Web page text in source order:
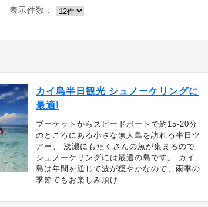
表示件数：
カイ島半日観光 シュノーケリングに
最適!
プーケットからスピードボートで約15-20分
のところにある小さな無人島を訪れる半日ツ
アー。 浅瀬にもたくさんの魚が集まるので
シュノーケリングには最適の島です。 カイ
島は年間を通じて波が穏やかなので、雨季の
季節でもお楽しみ頂け...